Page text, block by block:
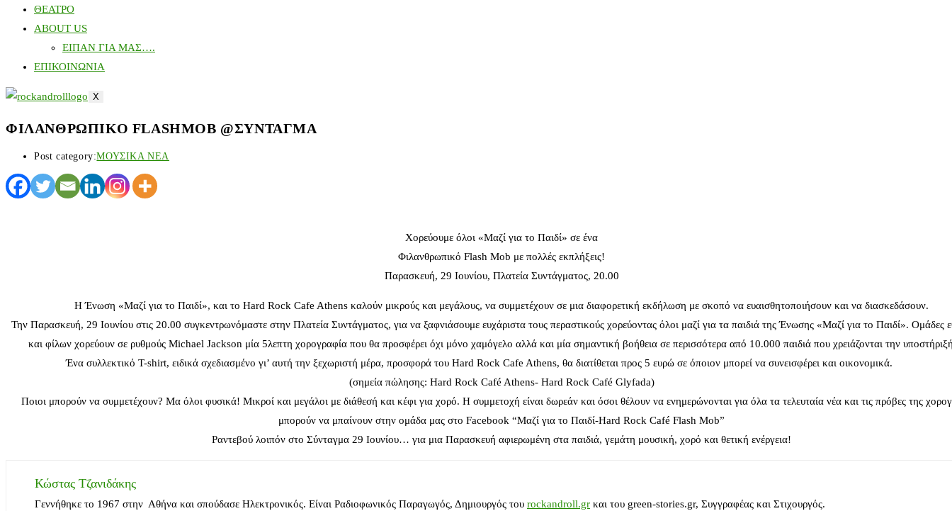
ΘΕΑΤΡΟ
ABOUT US
ΕΙΠΑΝ ΓΙΑ ΜΑΣ….
ΕΠΙΚΟΙΝΩΝΙΑ
X
ΦΙΛΑΝΘΡΩΠΙΚΟ FLASHMOB @ΣΥΝΤΑΓΜΑ
Post category:ΜΟΥΣΙΚΑ ΝΕΑ
Χορεύουμε όλοι «Μαζί για το Παιδί» σε ένα
Φιλανθρωπικό Flash Mob με πολλές εκπλήξεις!
Παρασκευή, 29 Ιουνίου, Πλατεία Συντάγματος, 20.00
Η Ένωση «Μαζί για το Παιδί», και το Hard Rock Cafe Athens καλούν μικρούς και μεγάλους, να συμμετέχουν σε μια διαφορετική εκδήλωση με σκοπό να ευαισθητοποιήσουν και να διασκεδάσουν.
Την Παρασκευή, 29 Ιουνίου στις 20.00 συγκεντρωνόμαστε στην Πλατεία Συντάγματος, για να ξαφνιάσουμε ευχάριστα τους περαστικούς χορεύοντας όλοι μαζί για τα παιδιά της Ένωσης «Μαζί για το Παιδί». Ομάδες
και φίλων χορεύουν σε ρυθμούς Michael Jackson μία 5λεπτη χορογραφία που θα προσφέρει όχι μόνο χαμόγελο αλλά και μία σημαντική βοήθεια σε περισσότερα από 10.000 παιδιά που χρειάζονται την
Ένα συλλεκτικό T-shirt, ειδικά σχεδιασμένο γι’ αυτή την ξεχωριστή μέρα, προσφορά του Hard Rock Cafe Athens, θα διατίθεται προς 5 ευρώ σε όποιον μπορεί να συνεισφέρει και οικονομικά.
(σημεία πώλησης: Hard Rock Café Athens- Hard Rock Café Glyfada)
Ποιοι μπορούν να συμμετέχουν? Μα όλοι φυσικά! Μικροί και μεγάλοι με διάθεσή και κέφι για χορό. Η συμμετοχή είναι δωρεάν και όσοι θέλουν να ενημερώνονται για όλα τα τελευταία νέα και τις πρόβες της
μπορούν να μπαίνουν στην ομάδα μας στο Facebook “Μαζί για το Παιδί-Hard Rock Café Flash Μob”
Ραντεβού λοιπόν στο Σύνταγμα 29 Ιουνίου… για μια Παρασκευή αφιερωμένη στα παιδιά, γεμάτη μουσική, χορό και θετική ενέργεια!
Κώστας Τζανιδάκης
Γεννήθηκε το 1967 στην Αθήνα και σπούδασε Ηλεκτρονικός. Είναι Ραδιοφωνικός Παραγωγός, Δημιουργός του rockandroll.gr και του green-stories.gr, Συγγραφέας και Στιχουργός.